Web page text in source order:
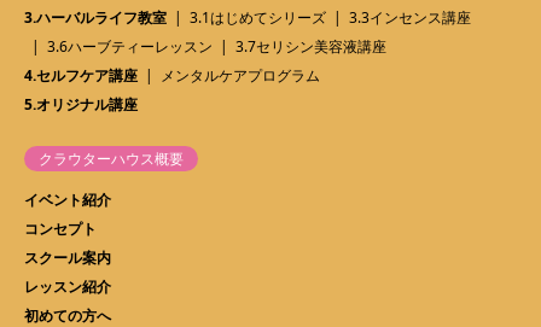
3.ハーバルライフ教室
3.1はじめてシリーズ
3.3インセンス講座
3.6ハーブティーレッスン
3.7セリシン美容液講座
4.セルフケア講座
メンタルケアプログラム
5.オリジナル講座
クラウターハウス概要
イベント紹介
コンセプト
スクール案内
レッスン紹介
初めての方へ